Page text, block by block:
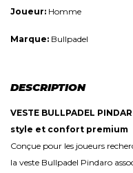
Joueur: Homme
Marque: Bullpadel
DESCRIPTION
VESTE BULLPADEL
style et confort premium
Conçue pour les joueurs
la veste Bullpadel Pindaro